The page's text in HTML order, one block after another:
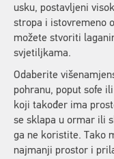
usku, postavljeni
stropa i istovremeno
možete stvoriti
svjetiljkama.
Odaberite
pohranu, poput sofe
koji također ima
se sklapa u ormar ili
ga ne koristite. Tako
najmanji prostor i